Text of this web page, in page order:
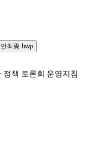
최종.hwp
정책 토론회 운영지침